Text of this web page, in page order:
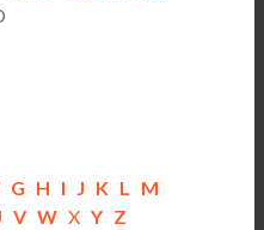
G H I J K L M
V W X Y Z